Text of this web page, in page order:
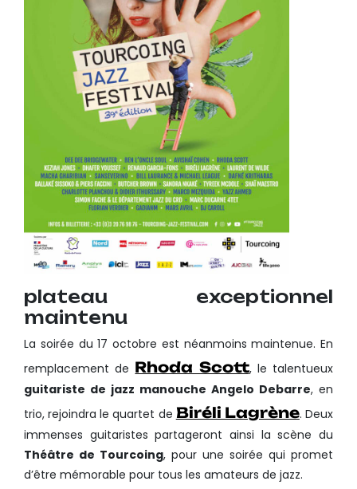
plateau exceptionnel
maintenu
La soirée du 17 octobre est néanmoins maintenue. En
remplacement de Rhoda Scott, le talentueux
guitariste de jazz manouche Angelo Debarre, en
trio, rejoindra le quartet de Biréli Lagrène. Deux
immenses guitaristes partageront ainsi la scène du
Théâtre de Tourcoing, pour une soirée qui promet
d’être mémorable pour tous les amateurs de jazz.